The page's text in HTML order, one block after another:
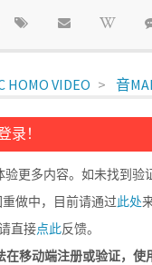
HOMO VIDEO 音
录！
验更多内容。如未找到验
做中，目前请通过此处
直接点此反馈。
在移动端注册或验证，